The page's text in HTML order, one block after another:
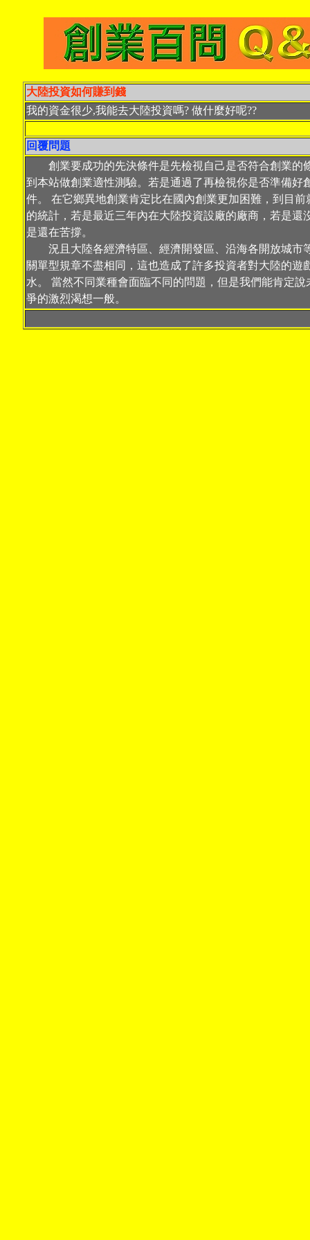
大陸投資如何賺到錢
我的資金很少,我能去大陸投資嗎? 做什麼好呢??
回覆問題
創業要成功的先決條件是先檢視自己是否符合創業的
到本站做創業適性測驗。若是通過了再檢視你是否準備好
件。 在它鄉異地創業肯定比在國內創業更加困難，到目前
的統計，若是最近三年內在大陸投資設廠的廠商，若是還
是還在苦撐。
況且大陸各經濟特區、經濟開發區、沿海各開放城市
關單型規章不盡相同，這也造成了許多投資者對大陸的遊
水。 當然不同業種會面臨不同的問題，但是我們能肯定說
爭的激烈渴想一般。